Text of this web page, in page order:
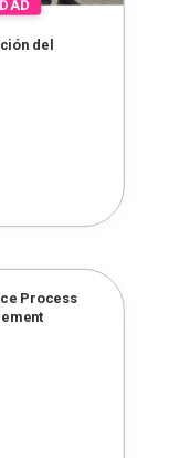
del
Process